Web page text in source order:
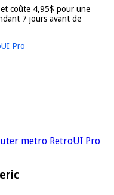
coûte 4,95$ pour une
7 jours avant de
Pro
metro RetroUI Pro